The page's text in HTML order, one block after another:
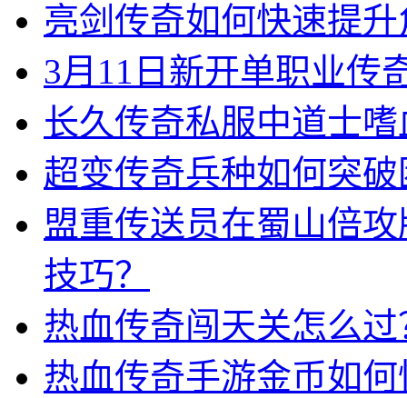
亮剑传奇如何快速提
3月11日新开单职业传
长久传奇私服中道士
超变传奇兵种如何突
盟重传送员在蜀山倍
技巧？
热血传奇闯天关怎么
热血传奇手游金币如